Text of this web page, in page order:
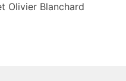
Olivier Blanchard